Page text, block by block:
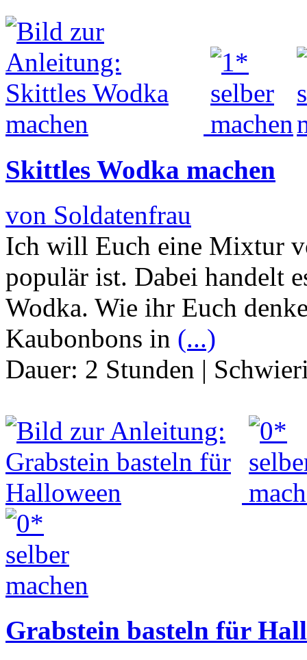
Skittles Wodka machen
von Soldatenfrau
Ich will Euch eine Mixtur
populär ist. Dabei handelt
Wodka. Wie ihr Euch
Kaubonbons in (...)
Dauer: 2 Stunden |
Grabstein basteln für